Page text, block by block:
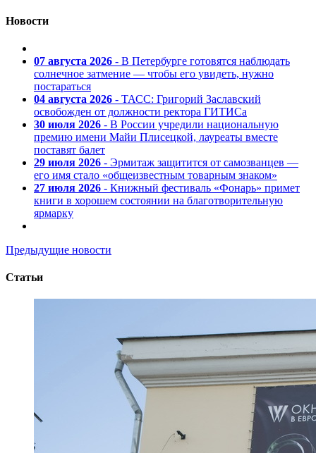
Новости
07 августа 2026 - В Петербурге готовятся наблюдать
солнечное затмение — чтобы его увидеть, нужно
постараться
04 августа 2026 - ТАСС: Григорий Заславский
освобожден от должности ректора ГИТИСа
30 июля 2026 - В России учредили национальную
премию имени Майи Плисецкой, лауреаты вместе
поставят балет
29 июля 2026 - Эрмитаж защитится от самозванцев —
его имя стало «общеизвестным товарным знаком»
27 июля 2026 - Книжный фестиваль «Фонарь» примет
книги в хорошем состоянии на благотворительную
ярмарку
Предыдущие новости
Статьи